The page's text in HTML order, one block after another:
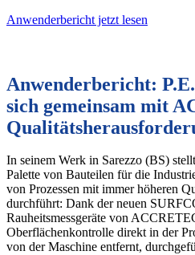
Anwenderbericht jetzt lesen
Anwenderbericht:
sich gemeinsam mit
In seinem Werk in Sarezzo (BS)
Palette von Bauteilen für die
von Prozessen mit immer höheren
durchführt: Dank der neuen
Rauheitsmessgeräte von
Oberflächenkontrolle direkt in der
von der Maschine entfernt,